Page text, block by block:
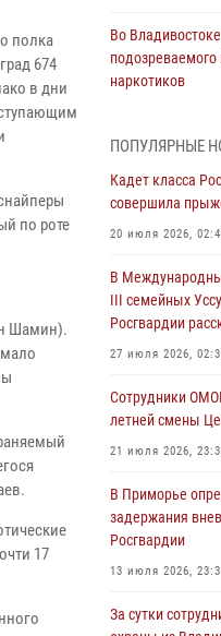
полка
674
в дни
по роте
Шамин).
17
Во
подозреваемого
наркотиков
Вопрос
обороту оружия
Во
сотрудники
обнаружили
В День Крещения
Владимирском
с крестным ходом
28 июля 2026,
Росгвардейцы в
28 июля 2026,
ПОПУЛЯРНЫЕ
Кадет класса
совершила
20 июля 2026,
В
III семейных
Росгвардии
27 июля 2026,
Сотрудники
летней смены
21 июля 2026,
В Приморье
задержания
Росгвардии
13 июля 2026,
За сутки